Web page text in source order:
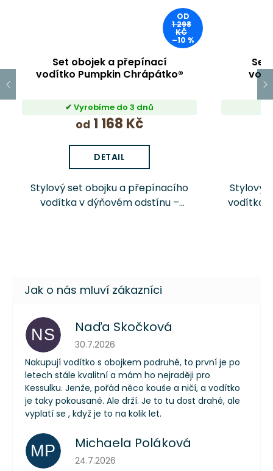
OD
1 298
KČ
–10 %
Set obojek a přepínací
vodítko Pumpkin Chrápátko®
Vyrobíme do 3 dnů
od 1 168 Kč
DETAIL
Stylový set obojku a přepínacího
vodítka v dýňovém odstínu –
Set
Stylový
vodítka
NS Naďa Skočková
Hodnocení obchodu je 5 z 5 hvězdiček.
30.7.2026
Nakupují vodítko s obojkem podruhé, to první je po
letech stále kvalitní a mám ho nejraději pro
Kessulku. Jenže, pořád něco kouše a ničí, a vodítko
je taky pokousané. Ale drží. Je to tu dost drahé, ale
vyplatí se , když je to na kolik let.
MP Michaela Poláková
Hodnocení obchodu je 5 z 5 hvězdiček.
24.7.2026